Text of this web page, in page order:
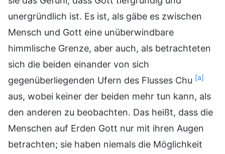
unergründlich ist. Es ist, als gäbe es zwischen
Mensch und Gott eine unüberwindbare
himmlische Grenze, aber auch, als betrachteten
sich die beiden einander von sich
gegenüberliegenden Ufern des Flusses Chu [a]
aus, wobei keiner der beiden mehr tun kann, als
den anderen zu beobachten. Das heißt, dass die
Menschen auf Erden Gott nur mit ihren Augen
betrachten; sie haben niemals die Möglichkeit